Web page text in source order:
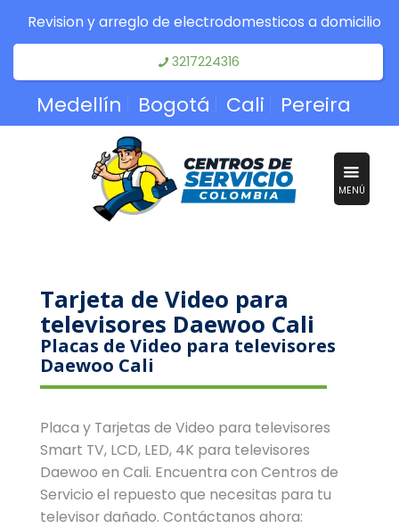
Revision y arreglo de electrodomesticos a domicilio
3217224316
Medellín Bogotá Cali Pereira
MENÚ
Tarjeta de Video para
televisores Daewoo Cali
Placas de Video para televisores
Daewoo Cali
Placa y Tarjetas de Video para televisores
Smart TV, LCD, LED, 4K para televisores
Daewoo en Cali. Encuentra con Centros de
Servicio el repuesto que necesitas para tu
televisor dañado. Contáctanos ahora: